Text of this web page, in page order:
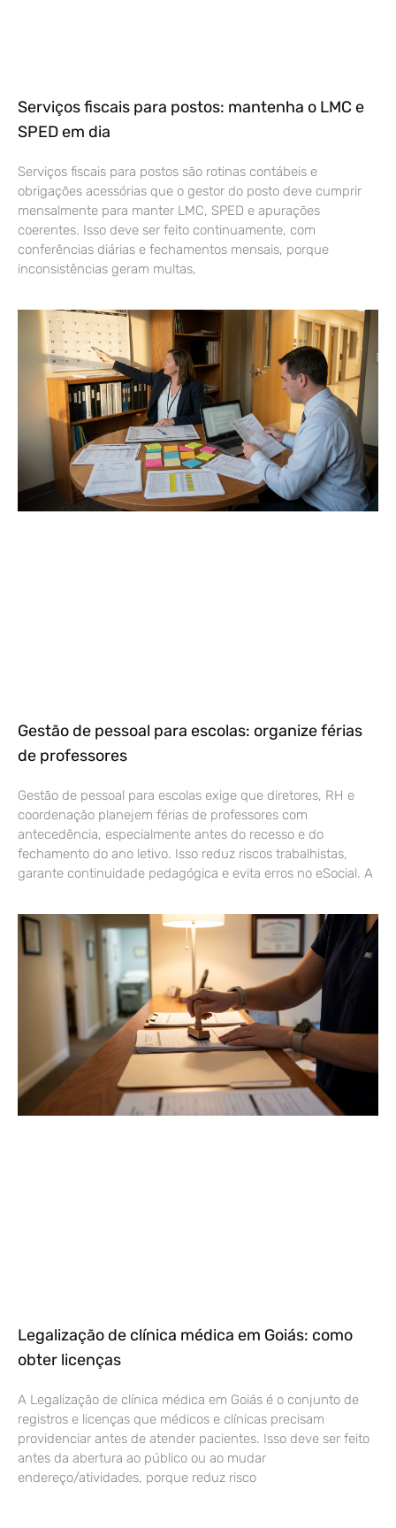
Serviços fiscais para postos: mantenha o LMC e
SPED em dia
Serviços fiscais para postos são rotinas contábeis e
obrigações acessórias que o gestor do posto deve cumprir
mensalmente para manter LMC, SPED e apurações
coerentes. Isso deve ser feito continuamente, com
conferências diárias e fechamentos mensais, porque
inconsistências geram multas,
Gestão de pessoal para escolas: organize férias
de professores
Gestão de pessoal para escolas exige que diretores, RH e
coordenação planejem férias de professores com
antecedência, especialmente antes do recesso e do
fechamento do ano letivo. Isso reduz riscos trabalhistas,
garante continuidade pedagógica e evita erros no eSocial. A
Legalização de clínica médica em Goiás: como
obter licenças
A Legalização de clínica médica em Goiás é o conjunto de
registros e licenças que médicos e clínicas precisam
providenciar antes de atender pacientes. Isso deve ser feito
antes da abertura ao público ou ao mudar
endereço/atividades, porque reduz risco